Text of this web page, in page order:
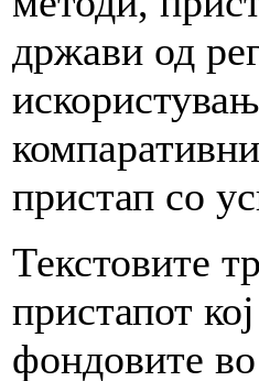
држави од
пристап со
Текстовите
пристапот
фондовите